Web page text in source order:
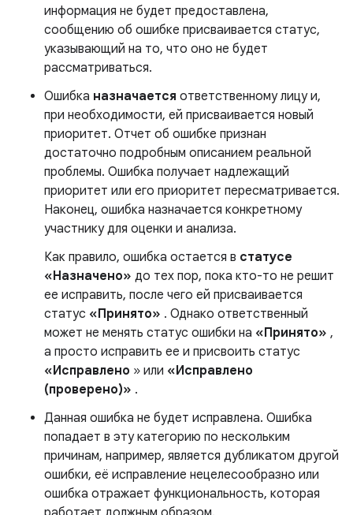
информация не будет предоставлена,
сообщению об ошибке присваивается статус,
указывающий на то, что оно не будет
рассматриваться.
Ошибка назначается ответственному лицу и,
при необходимости, ей присваивается новый
приоритет. Отчет об ошибке признан
достаточно подробным описанием реальной
проблемы. Ошибка получает надлежащий
приоритет или его приоритет пересматривается.
Наконец, ошибка назначается конкретному
участнику для оценки и анализа.
Как правило, ошибка остается в статусе
«Назначено» до тех пор, пока кто-то не решит
ее исправить, после чего ей присваивается
статус «Принято» . Однако ответственный
может не менять статус ошибки на «Принято» ,
а просто исправить ее и присвоить статус
«Исправлено » или «Исправлено
(проверено)» .
Данная ошибка не будет исправлена. Ошибка
попадает в эту категорию по нескольким
причинам, например, является дубликатом другой
ошибки, её исправление нецелесообразно или
ошибка отражает функциональность, которая